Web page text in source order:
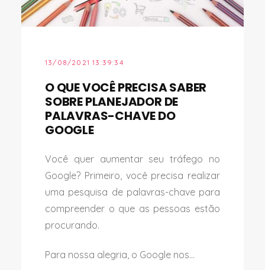
13/08/2021 13:39:34
O QUE VOCÊ PRECISA SABER
SOBRE PLANEJADOR DE
PALAVRAS-CHAVE DO
GOOGLE
Você quer aumentar seu tráfego no
Google? Primeiro, você precisa realizar
uma pesquisa de palavras-chave para
compreender o que as pessoas estão
procurando.
Para nossa alegria, o Google nos...